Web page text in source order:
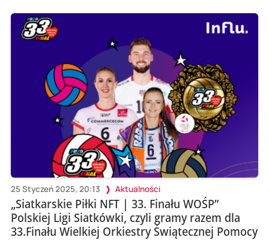
25 Styczeń 2025, 20:13 Aktualności
„Siatkarskie Piłki NFT | 33. Finału WOŚP”
Polskiej Ligi Siatkówki, czyli gramy razem dla
33.Finału Wielkiej Orkiestry Świątecznej Pomocy